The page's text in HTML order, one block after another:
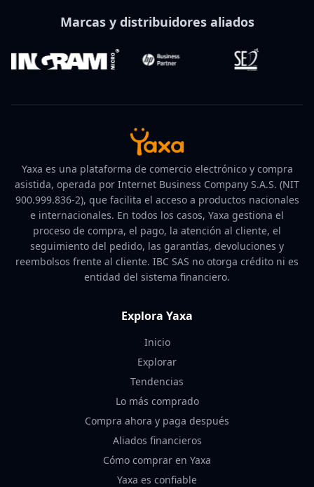
Marcas y distribuidores aliados
Yaxa es una plataforma de comercio electrónico y compra
asistida, operada por Internet Business Company S.A.S. (NIT
900.999.836-2), que facilita el acceso a productos nacionales
e internacionales. En todos los casos, Yaxa gestiona el
proceso de compra, el pago, la atención al cliente, el
seguimiento del pedido, las garantías, devoluciones y
reembolsos frente al cliente. IBC SAS no otorga crédito ni es
entidad del sistema financiero.
Explora Yaxa
Inicio
Explorar
Tendencias
Lo más comprado
Compra ahora y paga después
Aliados financieros
Cómo comprar en Yaxa
Yaxa es confiable